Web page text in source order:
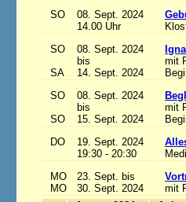
SO
08. Sept. 2024
14.00 Uhr
SO
SA
08. Sept. 2024
bis
14. Sept. 2024
mit
SO
SO
08. Sept. 2024
bis
15. Sept. 2024
mit
DO
19. Sept. 2024
19:30 - 20:30
MO
MO
23. Sept. bis
30. Sept. 2024
mit